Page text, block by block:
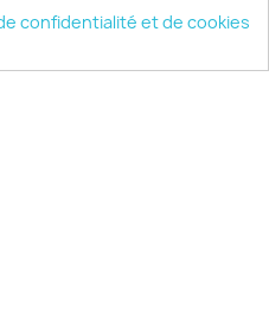
keyboard_arrow_down
confidentialité et de cookies